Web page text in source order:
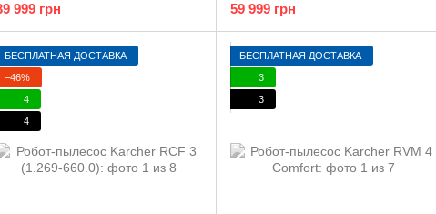
999 грн
59 999 грн
БЕСПЛАТНАЯ ДОСТАВКА
−46%
4
4
БЕСПЛАТНАЯ ДОСТАВКА
3
3